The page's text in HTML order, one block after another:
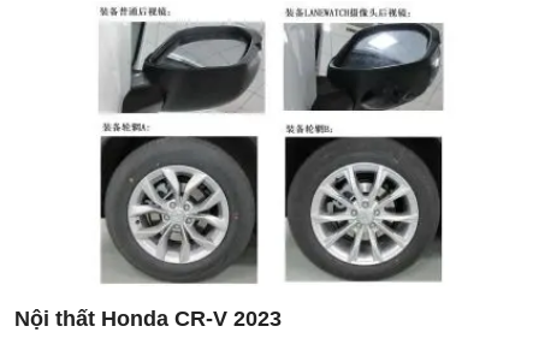
Nội thất Honda CR-V 2023